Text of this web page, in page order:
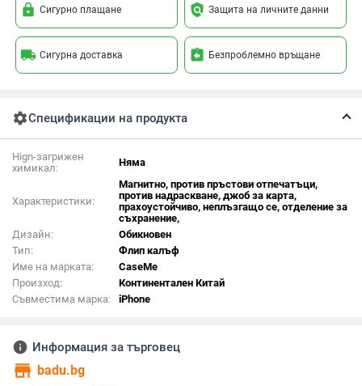
lock Сигурно плащане policy Защита на личните данни
local_shipping Сигурна доставка assignment_return Безпроблемно връщане
settingsСпецификации на продукта
Hign-загрижен
химикал:
Няма
Характеристики:
Магнитно, против пръстови отпечатъци,
против надраскване, джоб за карта,
прахоустойчиво, неплъзгащо се, отделение за
съхранение,
Дизайн:
Обикновен
Тип:
Флип калъф
Име на марката:
CaseMe
Произход:
Континентален Китай
Съвместима марка:
iPhone
info Информация за търговец
store badu.bg